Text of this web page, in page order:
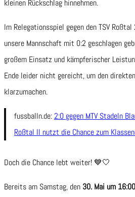
kleinen Rückschlag hinnehmen.
Im Relegationsspiel gegen den TSV
unsere Mannschaft mit 0:2 geschlagen
großem Einsatz und kämpferischer
Ende leider nicht gereicht, um den
klarzumachen.
fussballn.de:2:0 gegen MTV Stadeln
Roßtal II nutzt die Chance zum
Doch die Chance lebt weiter! 💙🤍
Bereits am Samstag, den 30. Mai um